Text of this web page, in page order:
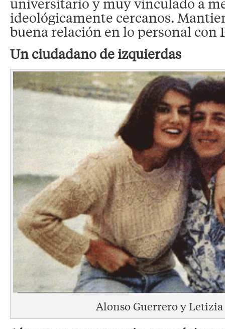
ideológicamente cercanos.
buena relación en lo personal con
Un ciudadano de izquierdas
Alonso Guerrero y